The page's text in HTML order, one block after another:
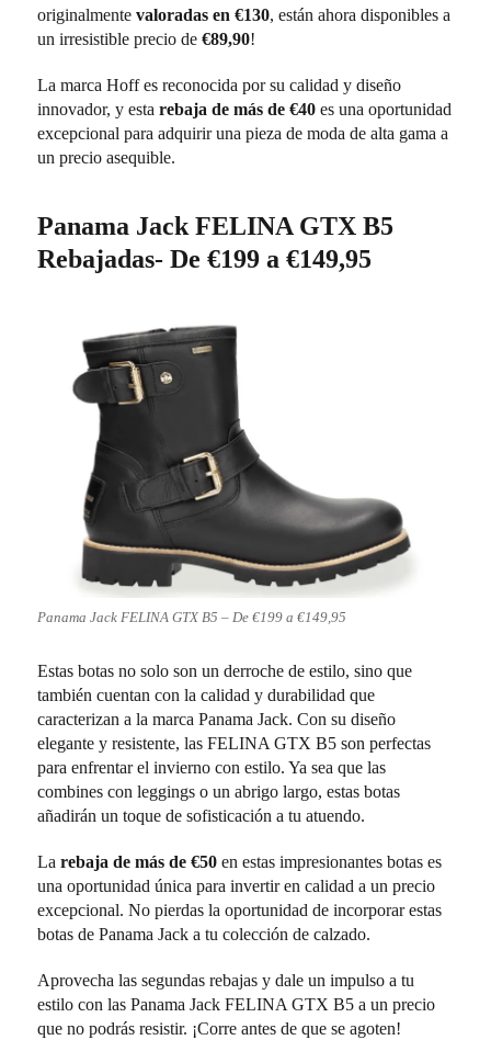
originalmentevaloradas en €130, están ahora disponibles a
un irresistible precio de€89,90!
La marca Hoff es reconocida por su calidad y diseño
innovador, y estarebaja de más de €40 es una oportunidad
excepcional para adquirir una pieza de moda de alta gama a
un precio asequible.
Panama Jack FELINA GTX B5
Rebajadas- De €199 a €149,95
Panama Jack FELINA GTX B5 – De €199 a €149,95
Estas botas no solo son un derroche de estilo, sino que
también cuentan con la calidad y durabilidad que
caracterizan a la marca Panama Jack. Con su diseño
elegante y resistente, las FELINA GTX B5 son perfectas
para enfrentar el invierno con estilo. Ya sea que las
combines con leggings o un abrigo largo, estas botas
añadirán un toque de sofisticación a tu atuendo.
Larebaja de más de €50 en estas impresionantes botas es
una oportunidad única para invertir en calidad a un precio
excepcional. No pierdas la oportunidad de incorporar estas
botas de Panama Jack a tu colección de calzado.
Aprovecha las segundas rebajas y dale un impulso a tu
estilo con las Panama Jack FELINA GTX B5 a un precio
que no podrás resistir. ¡Corre antes de que se agoten!